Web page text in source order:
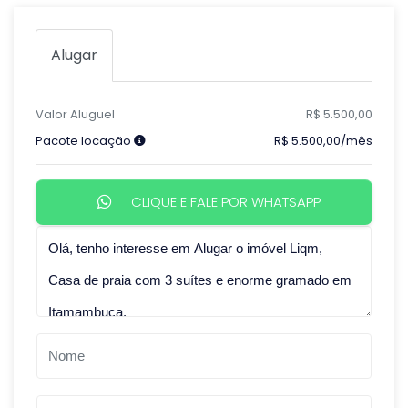
Alugar
Valor Aluguel
R$ 5.500,00
Pacote locação
R$ 5.500,00/mês
CLIQUE E FALE POR WHATSAPP